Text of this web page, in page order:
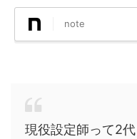
note
現役設定師って2